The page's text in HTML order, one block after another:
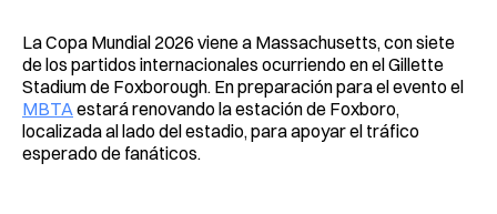
La Copa Mundial 2026 viene a Massachusetts, con siete
de los partidos internacionales ocurriendo en el Gillette
Stadium de Foxborough. En preparación para el evento el
MBTA estará renovando la estación de Foxboro,
localizada al lado del estadio, para apoyar el tráfico
esperado de fanáticos.